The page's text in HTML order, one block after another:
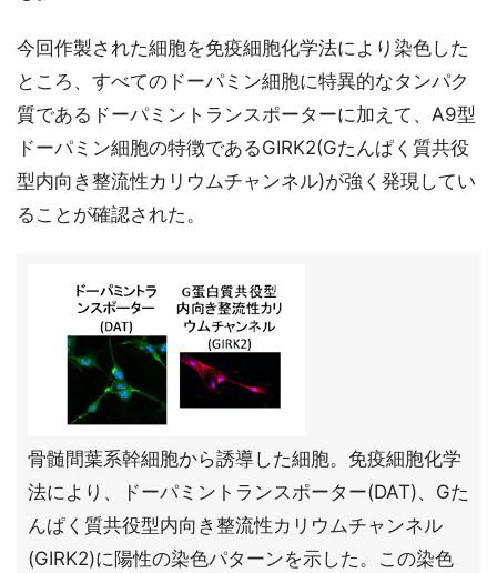
今回作製された細胞を免疫細胞化学法により染色した
ところ、すべてのドーパミン細胞に特異的なタンパク
質であるドーパミントランスポーターに加えて、A9型
ドーパミン細胞の特徴であるGIRK2(Gたんぱく質共役
型内向き整流性カリウムチャンネル)が強く発現してい
ることが確認された。
骨髄間葉系幹細胞から誘導した細胞。免疫細胞化学
法により、ドーパミントランスポーター(DAT)、Gた
んぱく質共役型内向き整流性カリウムチャンネル
(GIRK2)に陽性の染色パターンを示した。この染色